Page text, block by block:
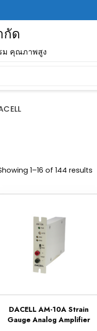
กัด
ม คุณภาพสูง
1–16 of 144 results
DACELL AM-10A Strain
Gauge Analog Amplifier